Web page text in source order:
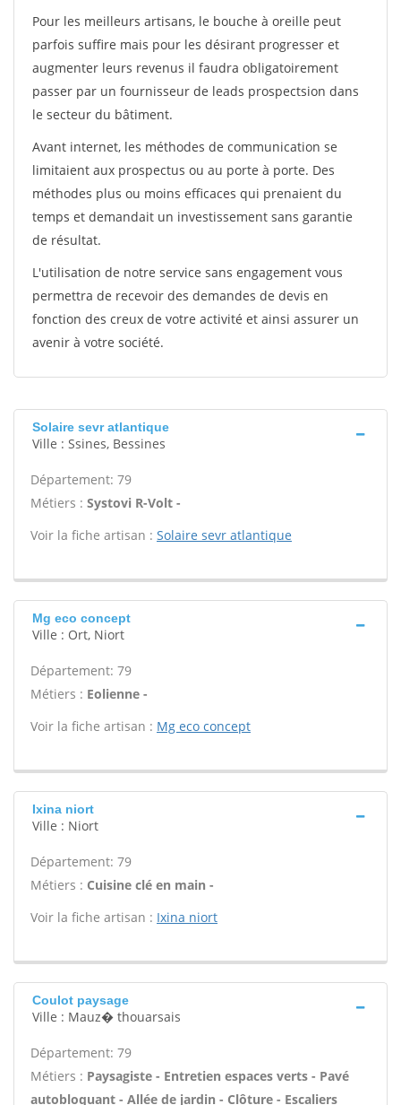
Pour les meilleurs artisans, le bouche à oreille peut
parfois suffire mais pour les désirant progresser et
augmenter leurs revenus il faudra obligatoirement
passer par un fournisseur de leads prospectsion dans
le secteur du bâtiment.
Avant internet, les méthodes de communication se
limitaient aux prospectus ou au porte à porte. Des
méthodes plus ou moins efficaces qui prenaient du
temps et demandait un investissement sans garantie
de résultat.
L'utilisation de notre service sans engagement vous
permettra de recevoir des demandes de devis en
fonction des creux de votre activité et ainsi assurer un
avenir à votre société.
Solaire sevr atlantique
Ville : Ssines, Bessines
Département: 79
Métiers : Systovi R-Volt -
Voir la fiche artisan : Solaire sevr atlantique
Mg eco concept
Ville : Ort, Niort
Département: 79
Métiers : Eolienne -
Voir la fiche artisan : Mg eco concept
Ixina niort
Ville : Niort
Département: 79
Métiers : Cuisine clé en main -
Voir la fiche artisan : Ixina niort
Coulot paysage
Ville : Mauz� thouarsais
Département: 79
Métiers : Paysagiste - Entretien espaces verts - Pavé
autobloquant - Allée de jardin - Clôture - Escaliers